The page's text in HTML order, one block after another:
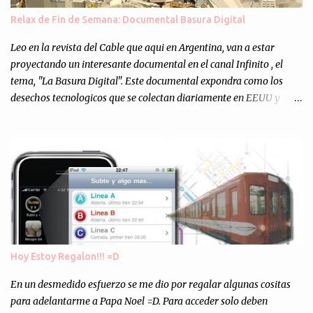
muchos programejos y hacer muchas pruebas. ¿El resultado?
Totalmente inesperado. Mas de 200 personas en vivo
escuchándonos y viendo como grabamos el semanario es, para mi
personalmente, un éxito y un logro sin precedentes. Sinceram...
Relax de Fin de Semana: Documental Basura Digital
Leo en la revista del Cable que aqui en Argentina, van a estar
proyectando un interesante documental en el canal Infinito , el
tema, "La Basura Digital". Este documental expondra como los
desechos tecnologicos que se colectan diariamente en EEUU y
Asi, todos los residuos sonincinerados produciendo lo que los
ambientalistas llaman "La Pesadilla de la Edad Cibernetica". La
transmision es el Domingo 2 de diciembre a las 21:00 hs. Me
parecio muy interesante, no creo que lo pueda ver por la hora, asi
que los comentarios los dejo en sus manos...
Hoy Estoy Regalon!!! =D
En un desmedido esfuerzo se me dio por regalar algunas cositas
para adelantarme a Papa Noel =D. Para acceder solo deben